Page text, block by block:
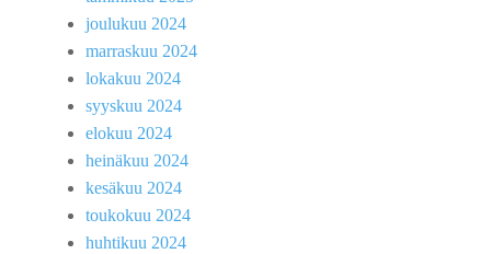
joulukuu 2024
marraskuu 2024
lokakuu 2024
syyskuu 2024
elokuu 2024
heinäkuu 2024
kesäkuu 2024
toukokuu 2024
huhtikuu 2024